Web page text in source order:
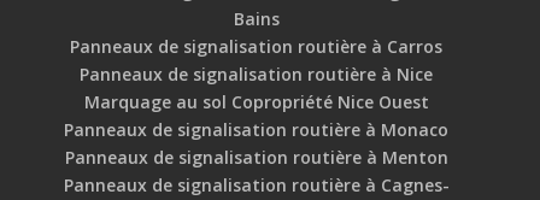
Bains
Panneaux de signalisation routière à Carros
Panneaux de signalisation routière à Nice
Marquage au sol Copropriété Nice Ouest
Panneaux de signalisation routière à Monaco
Panneaux de signalisation routière à Menton
Panneaux de signalisation routière à Cagnes-